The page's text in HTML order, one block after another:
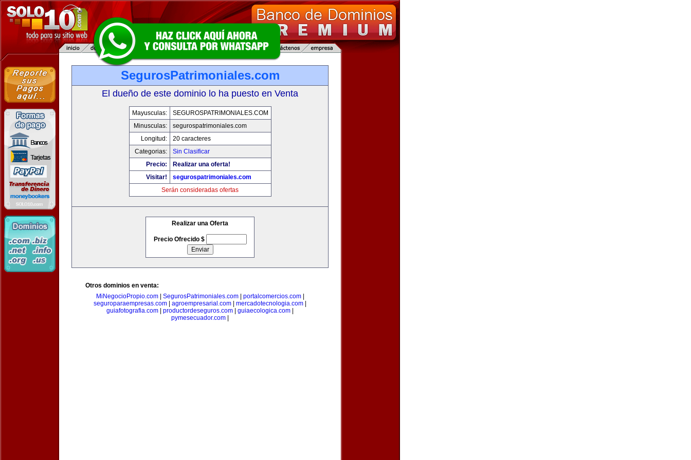
SegurosPatrimoniales.com
El dueño de este dominio lo ha puesto en Venta
Mayusculas:
SEGUROSPATRIMONIALES.COM
Minusculas:
segurospatrimoniales.com
Longitud:
20 caracteres
Categorias:
Sin Clasificar
Precio:
Realizar una oferta!
Visitar!
segurospatrimoniales.com
Serán consideradas ofertas
Realizar una Oferta
Precio Ofrecido $
Otros dominios en venta:
MiNegocioPropio.com| SegurosPatrimoniales.com| portalcomercios.com|
seguroparaempresas.com
agroempresarial.com mercadotecnologia.com
guiafotografia.com
productordeseguros.com guiaecologica.com
pymesecuador.com